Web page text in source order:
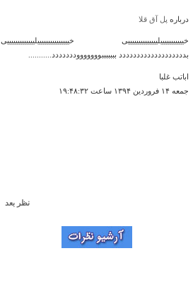
درباره پل آق قلا
خیییییییییییلییییییییییییییی خیییییییییییییییلیییییییییییییی
بددددددددددددددددددد بببببببوووووووددددددد...........
اباتب غلبا
جمعه ۱۴ فروردين ۱۳۹۴ ساعت ۱۹:۴۸:۳۲
سلام ازهرکسی ک ازاین سایت بازدیدمیکنه میخوام ک
نظر بعد